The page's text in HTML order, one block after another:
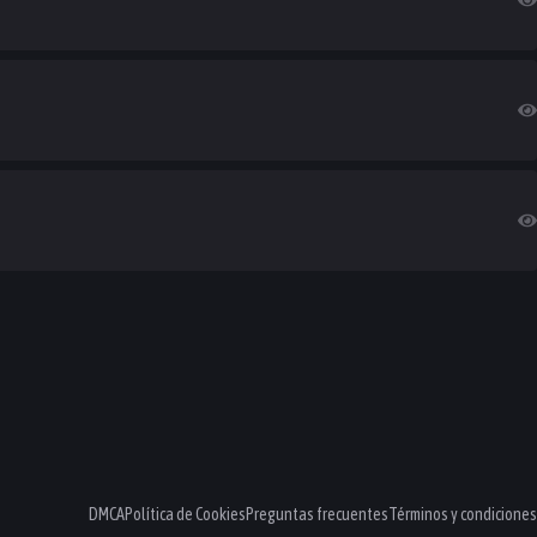
DMCAPolítica de CookiesPreguntas frecuentesTérminos y condiciones